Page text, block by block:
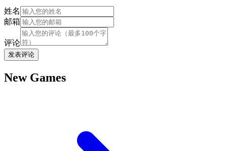
姓名
邮箱
评论
发表评论
New Games